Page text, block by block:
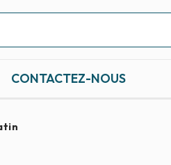
CONTACTEZ-NOUS